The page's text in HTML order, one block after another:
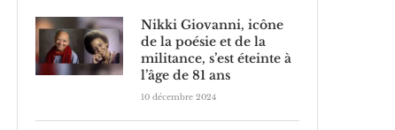
Nikki Giovanni, icône
de la poésie et de la
militance, s’est éteinte à
l’âge de 81 ans
10 décembre 2024